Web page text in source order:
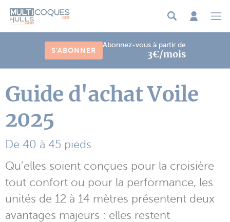
S'ABONNER
Abonnez-vous à partir de
3€/mois
Guide d'achat Voile
2025
De 40 à 45 pieds
Qu’elles soient conçues pour la croisière
tout confort ou pour la performance, les
unités de 12 à 14 mètres présentent deux
avantages majeurs : elles restent